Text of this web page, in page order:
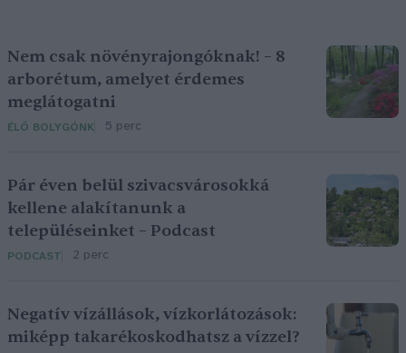
Nem csak növényrajongóknak! – 8
arborétum, amelyet érdemes
meglátogatni
ÉLŐ BOLYGÓNK 5 perc
Pár éven belül szivacsvárosokká
kellene alakítanunk a
településeinket – Podcast
PODCAST 2 perc
Negatív vízállások, vízkorlátozások:
miképp takarékoskodhatsz a vízzel?